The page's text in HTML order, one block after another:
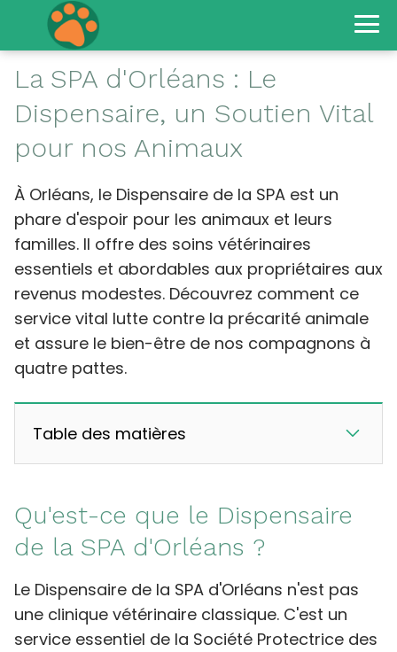
La SPA d'Orléans : Le
Dispensaire, un Soutien Vital
pour nos Animaux
À Orléans, le Dispensaire de la SPA est un
phare d'espoir pour les animaux et leurs
familles. Il offre des soins vétérinaires
essentiels et abordables aux propriétaires aux
revenus modestes. Découvrez comment ce
service vital lutte contre la précarité animale
et assure le bien-être de nos compagnons à
quatre pattes.
Table des matières
Qu'est-ce que le Dispensaire
de la SPA d'Orléans ?
Le Dispensaire de la SPA d'Orléans n'est pas
une clinique vétérinaire classique. C'est un
service essentiel de la Société Protectrice des